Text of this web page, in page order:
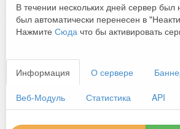
В течении нескольких дней сервер был
был автоматически перенесен в
Нажмите Сюда что бы активировать
Информация О сервере
Веб-Модуль Статистика API